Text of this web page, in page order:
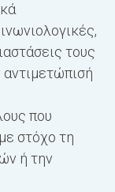
τους
αντιμετώπισή
που
στόχο τη
ή την